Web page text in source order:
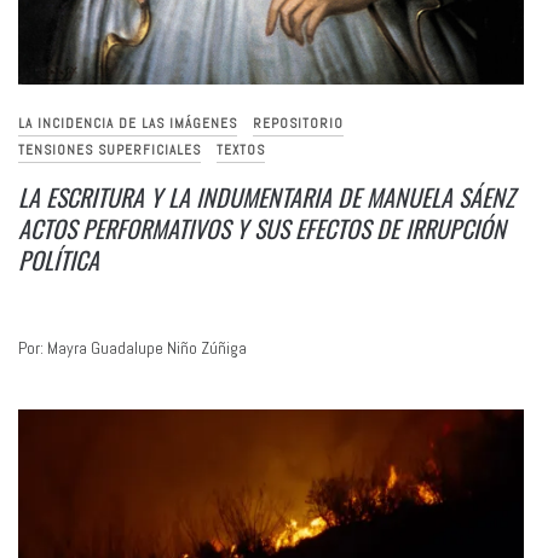
LA INCIDENCIA DE LAS IMÁGENES
REPOSITORIO
TENSIONES SUPERFICIALES
TEXTOS
LA ESCRITURA Y LA INDUMENTARIA DE MANUELA SÁENZ
ACTOS PERFORMATIVOS Y SUS EFECTOS DE IRRUPCIÓN
POLÍTICA
Por: Mayra Guadalupe Niño Zúñiga